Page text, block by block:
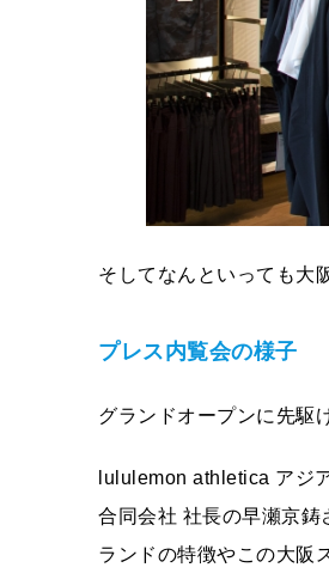
そしてなんといっても大
プレス内覧会の様子
グランドオープンに先駆
lululemon athletica アジ
合同会社 社長の早瀬京
ランドの特徴やこの大阪